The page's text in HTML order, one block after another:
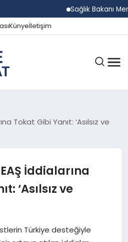
Sağlık Bakanı
Künyeİletişim
Tokat Gibi Yanıt: ‘Asılsız ve
İddialarına
‘Asılsız ve
Türkiye desteğiyle